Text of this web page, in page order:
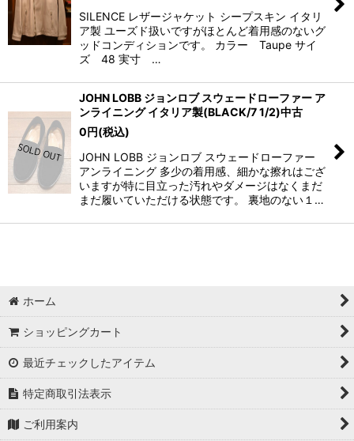
SILENCE レザージャケット シープスキン イタリ
ア製 ユーズド扱いですがほとんど着用感のないグ
ッドコンディションです。 カラー Taupe サイ
ズ 48 実寸 …
JOHN LOBB ジョンロブ スウェードローファー ア
ンライニング イタリア製(BLACK/7 1/2)中古
0円(税込)
JOHN LOBB ジョンロブ スウェードローファー
アンライニング 多少の着用感、細かな擦れはござ
いますが特に目立った汚れやダメージはなくまだ
まだ履いていただける状態です。 裏地のない１…
ホーム
ショッピングカート
最近チェックしたアイテム
特定商取引法表示
ご利用案内